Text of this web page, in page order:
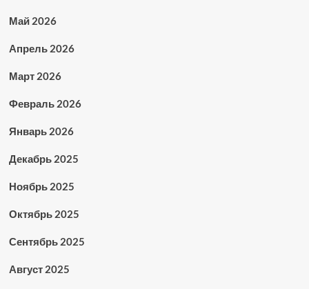
Май 2026
Апрель 2026
Март 2026
Февраль 2026
Январь 2026
Декабрь 2025
Ноябрь 2025
Октябрь 2025
Сентябрь 2025
Август 2025